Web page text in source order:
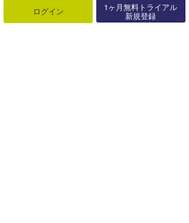
ログイン 1ヶ月無料トライアル
新規登録